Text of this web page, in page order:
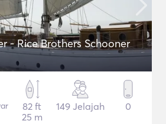
- Rice Brothers Schooner
82 ft
25 m
149 Jelajah 0